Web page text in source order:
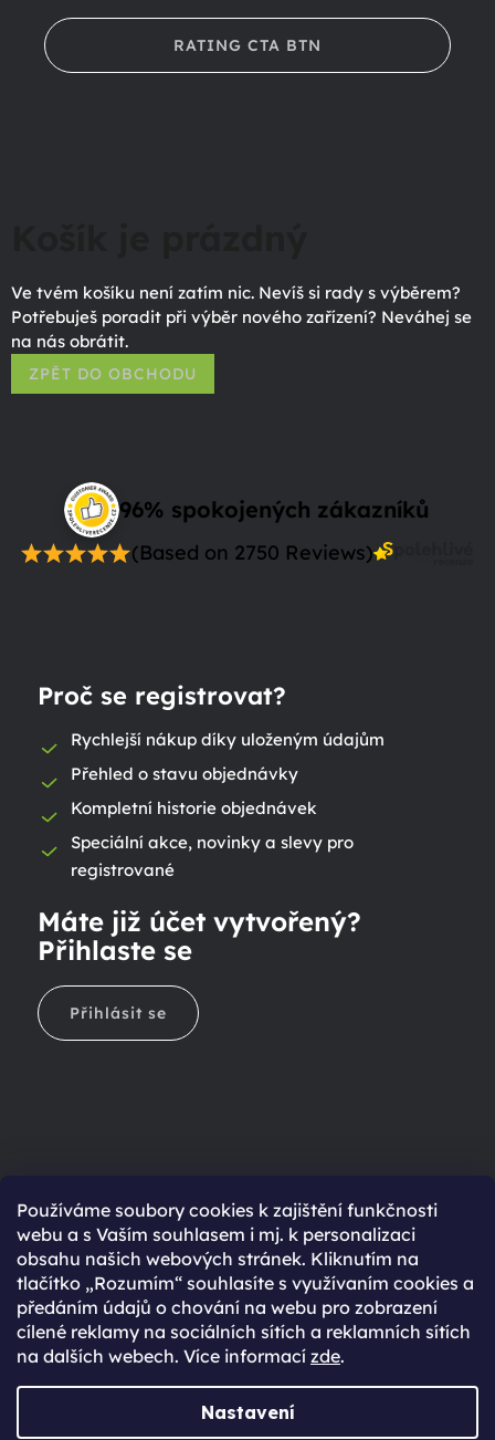
Používáme soubory cookies k zajištění funkčnosti
webu a s Vaším souhlasem i mj. k personalizaci
obsahu našich webových stránek. Kliknutím na
tlačítko „Rozumím“ souhlasíte s využívaním cookies a
předáním údajů o chování na webu pro zobrazení
cílené reklamy na sociálních sítích a reklamních sítích
na dalších webech. Více informací zde.
Nastavení
RATING CTA BTN
Ve tvém košíku není zatím nic. Nevíš si rady s výběrem?
Potřebuješ poradit při výběr nového zařízení? Neváhej se
na nás obrátit.
ZPĚT DO OBCHODU
96% spokojených zákazníků
(Based on 2750 Reviews)
Proč se registrovat?
Rychlejší nákup díky uloženým údajům
Přehled o stavu objednávky
Kompletní historie objednávek
Speciální akce, novinky a slevy pro
registrované
Máte již účet vytvořený?
Přihlaste se
Přihlásit se
Ještě nemáte účet?
Rychlejší nákup díky uloženým údajům
Přehled o stavu objednávky
Kompletní historie objednávek
Speciální akce, novinky a slevy pro registrované